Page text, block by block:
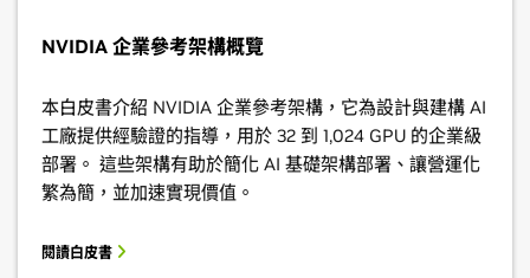
NVIDIA 企業參考架構概覽
本白皮書介紹 NVIDIA 企業參考架構，它為設計與建構 AI
工廠提供經驗證的指導，用於 32 到 1,024 GPU 的企業級
部署。 這些架構有助於簡化 AI 基礎架構部署、讓營運化
繁為簡，並加速實現價值。
閱讀白皮書